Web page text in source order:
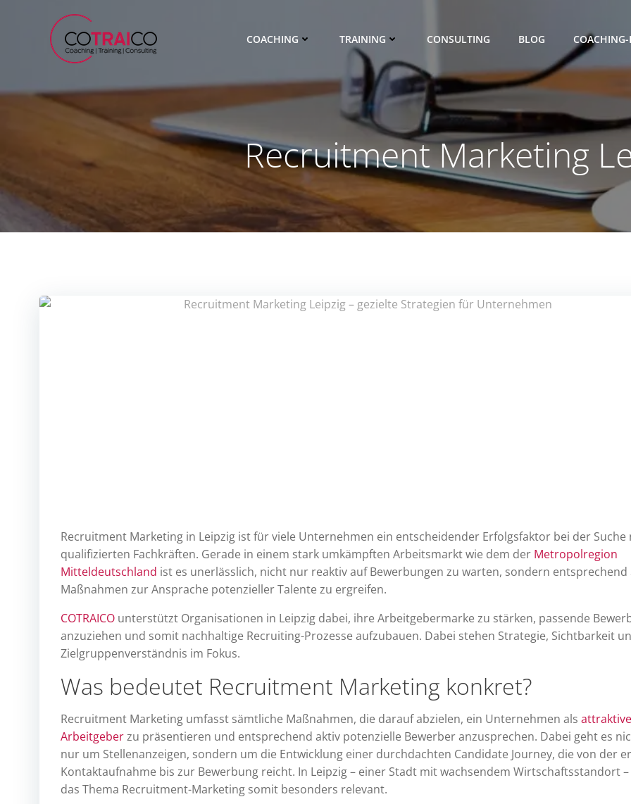
COACHING TRAINING CONSULTING BLOG COACHING-
Recruitment Marketing
Recruitment Marketing in Leipzig ist für viele Unternehmen ein entscheidender Erfolgsfaktor bei der Suche
qualifizierten Fachkräften. Gerade in einem stark umkämpften Arbeitsmarkt wie dem der Metropolregion
Mitteldeutschland ist es unerlässlich, nicht nur reaktiv auf Bewerbungen zu warten, sondern entsprechend
Maßnahmen zur Ansprache potenzieller Talente zu ergreifen.
COTRAICO unterstützt Organisationen in Leipzig dabei, ihre Arbeitgebermarke zu stärken, passende
anzuziehen und somit nachhaltige Recruiting-Prozesse aufzubauen. Dabei stehen Strategie, Sichtbarkeit
Zielgruppenverständnis im Fokus.
Was bedeutet Recruitment Marketing konkret?
Recruitment Marketing umfasst sämtliche Maßnahmen, die darauf abzielen, ein Unternehmen als
Arbeitgeberzu präsentieren und entsprechend aktiv potenzielle Bewerber anzusprechen. Dabei geht es
nur um Stellenanzeigen, sondern um die Entwicklung einer durchdachten Candidate Journey, die von der
Kontaktaufnahme bis zur Bewerbung reicht. In Leipzig – einer Stadt mit wachsendem Wirtschaftsstandort
das Thema Recruitment-Marketing somit besonders relevant.